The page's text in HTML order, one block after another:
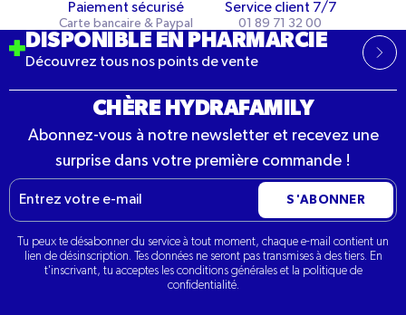
Paiement sécurisé
Carte bancaire & Paypal
Service client 7/7
01 89 71 32 00
CHÈRE HYDRAFAMILY
Abonnez-vous à notre newsletter et recevez une
surprise dans votre première commande !
E-
mail
S'ABONNER
Tu peux te désabonner du service à tout moment, chaque e-mail contient un
lien de désinscription. Tes données ne seront pas transmises à des tiers. En
t'inscrivant, tu acceptes les conditions générales et la politique de
confidentialité.
DISPONIBLE EN PHARMARCIE
Découvrez tous nos points de vente